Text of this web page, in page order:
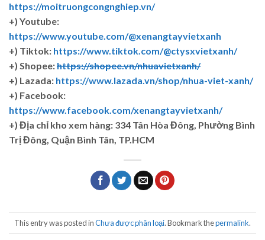
https://moitruongcongnghiep.vn/
+) Youtube:
https://www.youtube.com/@xenangtayvietxanh
+) Tiktok: https://www.tiktok.com/@ctysxvietxanh/
+) Shopee:https://shopee.vn/nhuavietxanh/
+) Lazada: https://www.lazada.vn/shop/nhua-viet-xanh/
+) Facebook:
https://www.facebook.com/xenangtayvietxanh/
+) Địa chỉ kho xem hàng: 334 Tân Hòa Đông, Phường Bình
Trị Đông, Quận Bình Tân, TP.HCM
This entry was posted inChưa được phân loại. Bookmark thepermalink.